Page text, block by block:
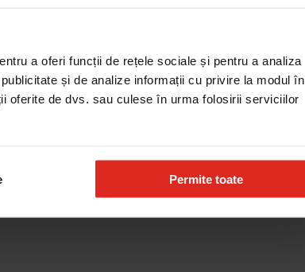
a oferi funcții de rețele sociale și pentru a analiza
și de analize informații cu privire la modul în
oferite de dvs. sau culese în urma folosirii serviciilor
Permite toate